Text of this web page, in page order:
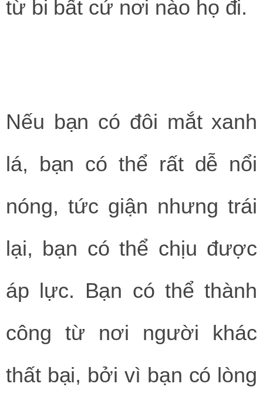
từ bi bất cứ nơi nào họ đi.
Nếu bạn có đôi mắt xanh
lá, bạn có thể rất dễ nổi
nóng, tức giận nhưng trái
lại, bạn có thể chịu được
áp lực. Bạn có thể thành
công từ nơi người khác
thất bại, bởi vì bạn có lòng